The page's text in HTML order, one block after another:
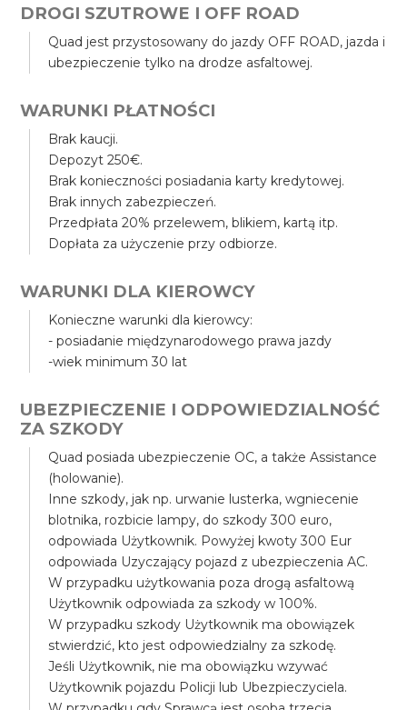
DROGI SZUTROWE I OFF ROAD
Quad jest przystosowany do jazdy OFF ROAD, jazda i
ubezpieczenie tylko na drodze asfaltowej.
WARUNKI PŁATNOŚCI
Brak kaucji.
Depozyt 250€.
Brak konieczności posiadania karty kredytowej.
Brak innych zabezpieczeń.
Przedpłata 20% przelewem, blikiem, kartą itp.
Dopłata za użyczenie przy odbiorze.
WARUNKI DLA KIEROWCY
Konieczne warunki dla kierowcy:
- posiadanie międzynarodowego prawa jazdy
-wiek minimum 30 lat
UBEZPIECZENIE I ODPOWIEDZIALNOŚĆ
ZA SZKODY
Quad posiada ubezpieczenie OC, a także Assistance
(holowanie).
Inne szkody, jak np. urwanie lusterka, wgniecenie
blotnika, rozbicie lampy, do szkody 300 euro,
odpowiada Użytkownik. Powyżej kwoty 300 Eur
odpowiada Uzyczający pojazd z ubezpieczenia AC.
W przypadku użytkowania poza drogą asfaltową
Użytkownik odpowiada za szkody w 100%.
W przypadku szkody Użytkownik ma obowiązek
stwierdzić, kto jest odpowiedzialny za szkodę.
Jeśli Użytkownik, nie ma obowiązku wzywać
Użytkownik pojazdu Policji lub Ubezpieczyciela.